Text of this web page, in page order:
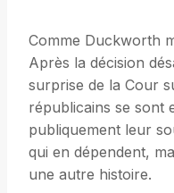
Comme Duckworth
Après la décision
surprise de la Cour
républicains se sont
publiquement leur
qui en dépendent,
une autre histoire.